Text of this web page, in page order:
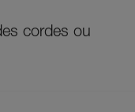
cordes ou